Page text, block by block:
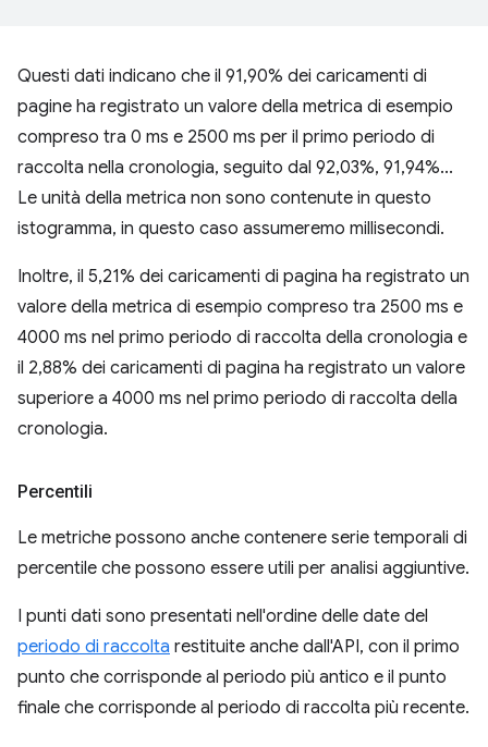
Questi dati indicano che il 91,90% dei caricamenti di
pagine ha registrato un valore della metrica di esempio
compreso tra 0 ms e 2500 ms per il primo periodo di
raccolta nella cronologia, seguito dal 92,03%, 91,94%...
Le unità della metrica non sono contenute in questo
istogramma, in questo caso assumeremo millisecondi.
Inoltre, il 5,21% dei caricamenti di pagina ha registrato un
valore della metrica di esempio compreso tra 2500 ms e
4000 ms nel primo periodo di raccolta della cronologia e
il 2,88% dei caricamenti di pagina ha registrato un valore
superiore a 4000 ms nel primo periodo di raccolta della
cronologia.
Percentili
Le metriche possono anche contenere serie temporali di
percentile che possono essere utili per analisi aggiuntive.
I punti dati sono presentati nell'ordine delle date del
periodo di raccolta restituite anche dall'API, con il primo
punto che corrisponde al periodo più antico e il punto
finale che corrisponde al periodo di raccolta più recente.